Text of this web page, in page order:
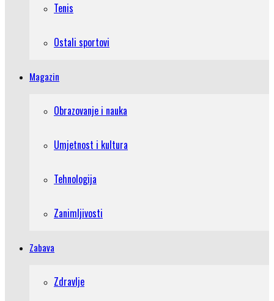
Tenis
Ostali sportovi
Magazin
Obrazovanje i nauka
Umjetnost i kultura
Tehnologija
Zanimljivosti
Zabava
Zdravlje